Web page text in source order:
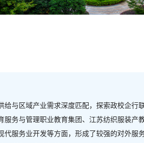
与区域产业需求深度匹配，探索政校企
务与管理职业教育集团、江苏纺织服装
服务业开发等方面，形成了较强的对外